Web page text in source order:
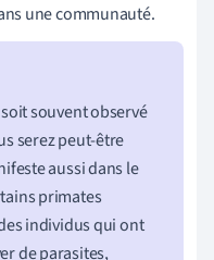
une communauté.
souvent observé
serez peut-être
aussi dans le
primates
individus qui ont
de parasites,